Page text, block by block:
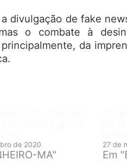
divulgação de fake
o combate à
da
de 2020
MA"
27 de
Em